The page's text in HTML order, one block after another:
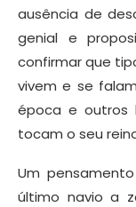
ausência de
genial e
confirmar que
vivem e se
época e outros
tocam o seu
Um
último navio a